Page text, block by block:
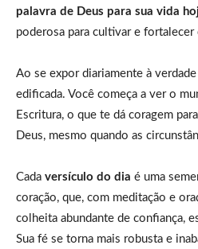
palavra de Deus para sua vida
poderosa para cultivar e fortalecer
Ao se expor diariamente à
edificada. Você começa a ver o
Escritura, o que te dá coragem
Deus, mesmo quando as
Cada versículo do dia é uma
coração, que, com meditação e
colheita abundante de confiança,
Sua fé se torna mais robusta e